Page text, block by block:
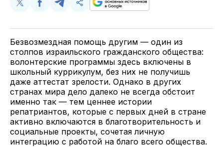
Поделиться
Twitter
Поделиться
Facebook
Поделиться
Telegram
Скопируйте
поделитесь
Безвозмездная помощь другим — один из
столпов израильского гражданского общества:
волонтерские программы здесь включены в
школьный куррикулум, без них не получишь
даже аттестат зрелости. Однако в других
странах мира дело далеко не всегда обстоит
именно так — тем ценнее истории
репатриантов, которые с первых дней в стране
активно включаются в благотворительность и
социальные проекты, сочетая личную
интеграцию с работой на благо всего общества.